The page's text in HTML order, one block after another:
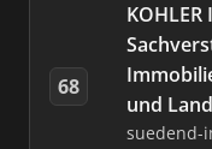
68
und
suedend-